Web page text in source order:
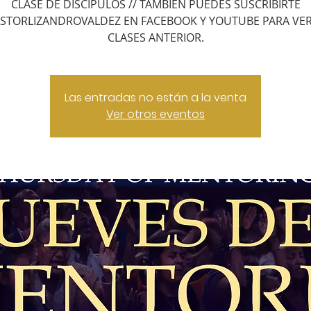
CLASE DE DISCIPULOS // TAMBIEN PUEDES SUSCRIBIRTE
EN FACEBOOK Y YOUTUBE PARA
CLASES ANTERIOR.
Las entradas no están a la venta
Ver otros eventos